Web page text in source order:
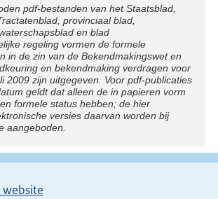
pdf-bestanden van het Staatsblad,
provinciaal blad,
en blad
regeling vormen de formele
in de zin van de Bekendmakingswet en
en bekendmaking verdragen voor
2009 zijn uitgegeven. Voor pdf-publicaties
geldt dat alleen de in papieren vorm
formele status hebben; de hier
versies daarvan worden bij
aangeboden.
website